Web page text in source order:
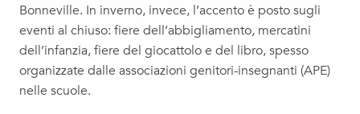
Bonneville. In inverno, invece, l’accento è posto sugli
eventi al chiuso: fiere dell’abbigliamento, mercatini
dell’infanzia, fiere del giocattolo e del libro, spesso
organizzate dalle associazioni genitori-insegnanti (APE)
nelle scuole.